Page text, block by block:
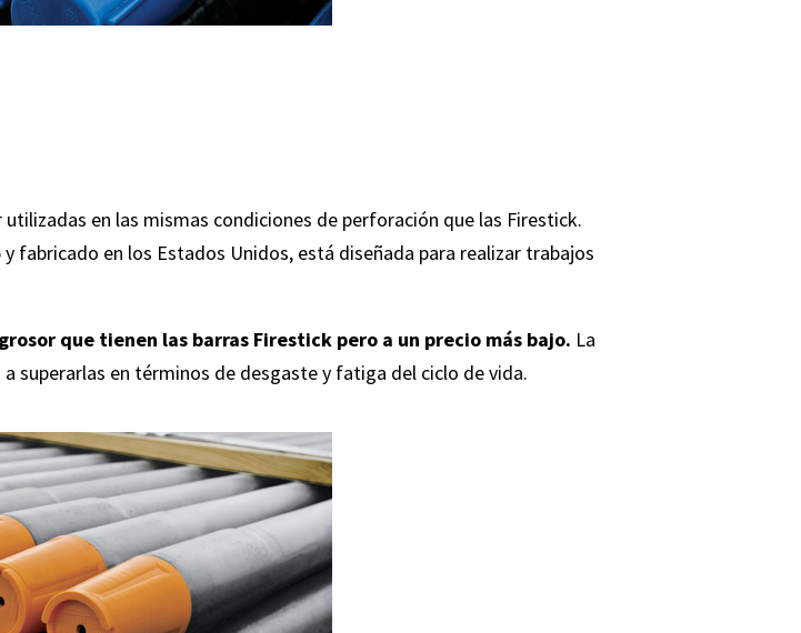
en las mismas condiciones de perforación que las Firestick.
fabricado en los Estados Unidos, está diseñada para realizar trabajos
que tienen las barras Firestick pero a un precio más bajo. La
superarlas en términos de desgaste y fatiga del ciclo de vida.